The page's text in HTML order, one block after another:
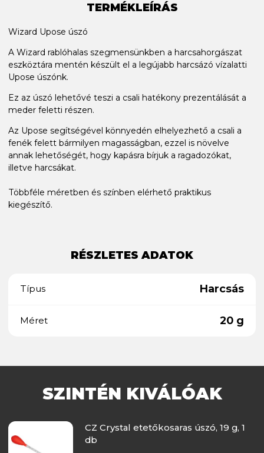
TERMÉKLEÍRÁS
Wizard Upose úszó
A Wizard rablóhalas szegmensünkben a harcsahorgászat
eszköztára mentén készült el a legújabb harcsázó vízalatti
Upose úszónk.
Ez az úszó lehetővé teszi a csali hatékony prezentálását a
meder feletti részen.
Az Upose segítségével könnyedén elhelyezhető a csali a
fenék felett bármilyen magasságban, ezzel is növelve
annak lehetőségét, hogy kapásra bírjuk a ragadozókat,
illetve harcsákat.
Többféle méretben és színben elérhető praktikus
kiegészítő.
RÉSZLETES ADATOK
Típus Harcsás
Méret 20 g
SZINTÉN KIVÁLÓAK
CZ Crystal etetőkosaras úszó, 19 g, 1
db